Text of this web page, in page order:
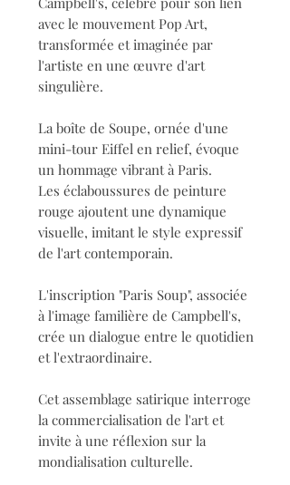
avec le mouvement Pop Art,
transformée et imaginée par
l'artiste en une œuvre d'art
singulière.
La boîte de Soupe, ornée d'une
mini-tour Eiffel en relief, évoque
un hommage vibrant à Paris.
Les éclaboussures de peinture
rouge ajoutent une dynamique
visuelle, imitant le style expressif
de l'art contemporain.
L'inscription "Paris Soup", associée
à l'image familière de Campbell's,
crée un dialogue entre le quotidien
et l'extraordinaire.
Cet assemblage satirique interroge
la commercialisation de l'art et
invite à une réflexion sur la
mondialisation culturelle.